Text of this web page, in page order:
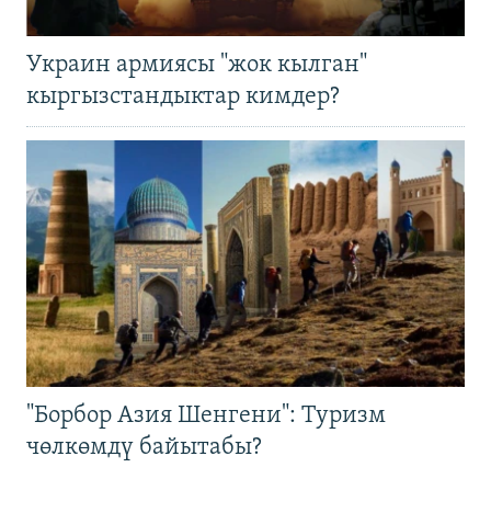
Украин армиясы "жок кылган"
кыргызстандыктар кимдер?
"Борбор Азия Шенгени": Туризм
чөлкөмдү байытабы?